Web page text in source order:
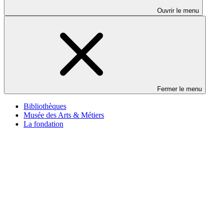
Ouvrir le menu
Fermer le menu
Bibliothèques
Musée des Arts & Métiers
La fondation